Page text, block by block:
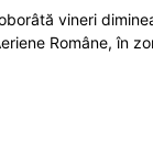
vineri
Române, în